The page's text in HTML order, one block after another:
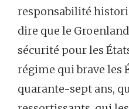
responsabilité
dire que le
sécurité pour les
régime qui brave les
quarante-sept ans,